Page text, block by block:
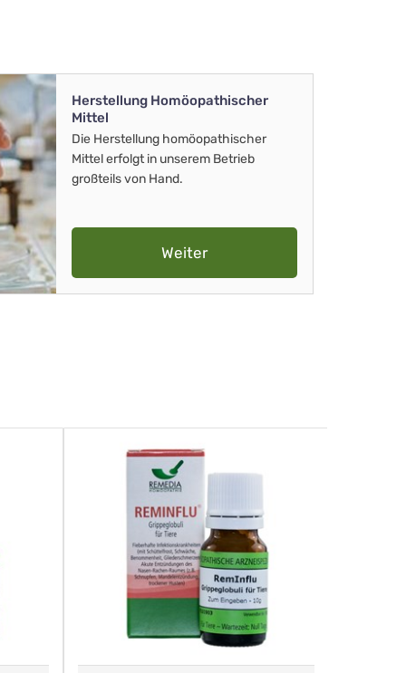
Herstellung Homöopathischer
Mittel
Die Herstellung homöopathischer
Mittel erfolgt in unserem Betrieb
großteils von Hand.
Weiter